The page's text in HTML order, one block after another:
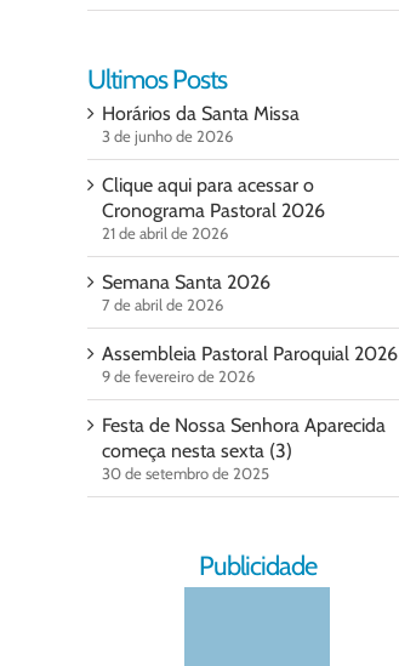
Ultimos Posts
Horários da Santa Missa
3 de junho de 2026
Clique aqui para acessar o
Cronograma Pastoral 2026
21 de abril de 2026
Semana Santa 2026
7 de abril de 2026
Assembleia Pastoral Paroquial 2026
9 de fevereiro de 2026
Festa de Nossa Senhora Aparecida
começa nesta sexta (3)
30 de setembro de 2025
Publicidade